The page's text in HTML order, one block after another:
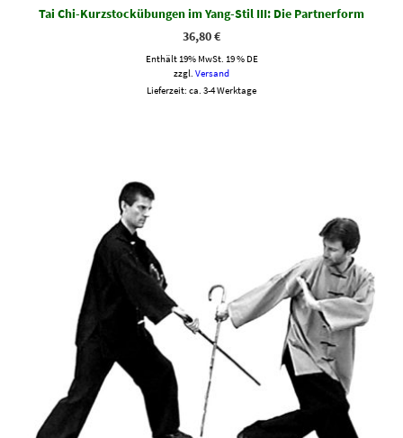
Tai Chi-Kurzstockübungen im Yang-Stil III: Die Partnerform
36,80€
Enthält 19% MwSt. 19 % DE
zzgl. Versand
Lieferzeit: ca. 3-4 Werktage